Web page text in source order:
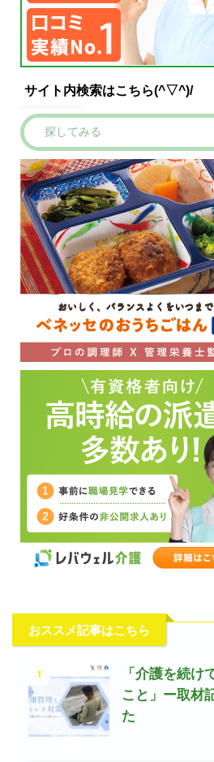
サイト内検索はこちら(^▽^)/
おススメ記事はこちら
1
「介護を続け
こと」ー取材
た